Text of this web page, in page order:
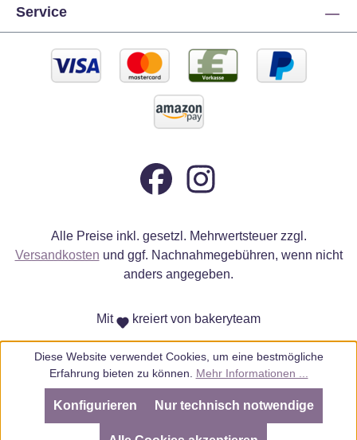
Service
Alle Preise inkl. gesetzl. Mehrwertsteuer zzgl.
Versandkosten und ggf. Nachnahmegebühren, wenn nicht
anders angegeben.
Mit kreiert von bakeryteam
Diese Website verwendet Cookies, um eine bestmögliche
Erfahrung bieten zu können. Mehr Informationen ...
Nur technisch notwendige
Konfigurieren
SEHR GUT
Bewertungen bei: ebay.de, amazon.de, amazon.it, shopvote.de ⓘ